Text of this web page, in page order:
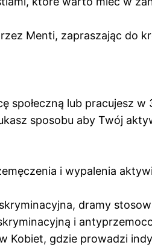
Menti, zapraszając do
społeczną lub pracujesz
sposobu aby Twój
i wypalenia
dramy
i
Kobiet, gdzie prowadzi